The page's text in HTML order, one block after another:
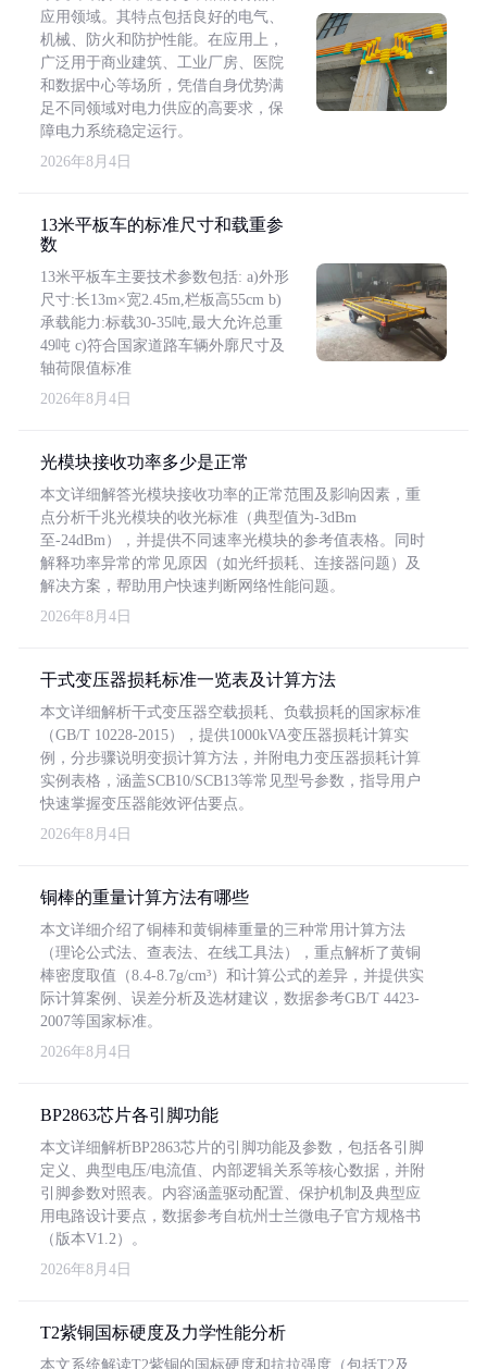
应用领域。其特点包括良好的电气、
机械、防火和防护性能。在应用上，
广泛用于商业建筑、工业厂房、医院
和数据中心等场所，凭借自身优势满
足不同领域对电力供应的高要求，保
障电力系统稳定运行。
2026年8月4日
13米平板车的标准尺寸和载重参
数
13米平板车主要技术参数包括: a)外形
尺寸:长13m×宽2.45m,栏板高55cm b)
承载能力:标载30-35吨,最大允许总重
49吨 c)符合国家道路车辆外廓尺寸及
轴荷限值标准
2026年8月4日
光模块接收功率多少是正常
本文详细解答光模块接收功率的正常范围及影响因素，重
点分析千兆光模块的收光标准（典型值为-3dBm
至-24dBm），并提供不同速率光模块的参考值表格。同时
解释功率异常的常见原因（如光纤损耗、连接器问题）及
解决方案，帮助用户快速判断网络性能问题。
2026年8月4日
干式变压器损耗标准一览表及计算方法
本文详细解析干式变压器空载损耗、负载损耗的国家标准
（GB/T 10228-2015），提供1000kVA变压器损耗计算实
例，分步骤说明变损计算方法，并附电力变压器损耗计算
实例表格，涵盖SCB10/SCB13等常见型号参数，指导用户
快速掌握变压器能效评估要点。
2026年8月4日
铜棒的重量计算方法有哪些
本文详细介绍了铜棒和黄铜棒重量的三种常用计算方法
（理论公式法、查表法、在线工具法），重点解析了黄铜
棒密度取值（8.4-8.7g/cm³）和计算公式的差异，并提供实
际计算案例、误差分析及选材建议，数据参考GB/T 4423-
2007等国家标准。
2026年8月4日
BP2863芯片各引脚功能
本文详细解析BP2863芯片的引脚功能及参数，包括各引脚
定义、典型电压/电流值、内部逻辑关系等核心数据，并附
引脚参数对照表。内容涵盖驱动配置、保护机制及典型应
用电路设计要点，数据参考自杭州士兰微电子官方规格书
（版本V1.2）。
2026年8月4日
T2紫铜国标硬度及力学性能分析
本文系统解读T2紫铜的国标硬度和抗拉强度（包括T2及